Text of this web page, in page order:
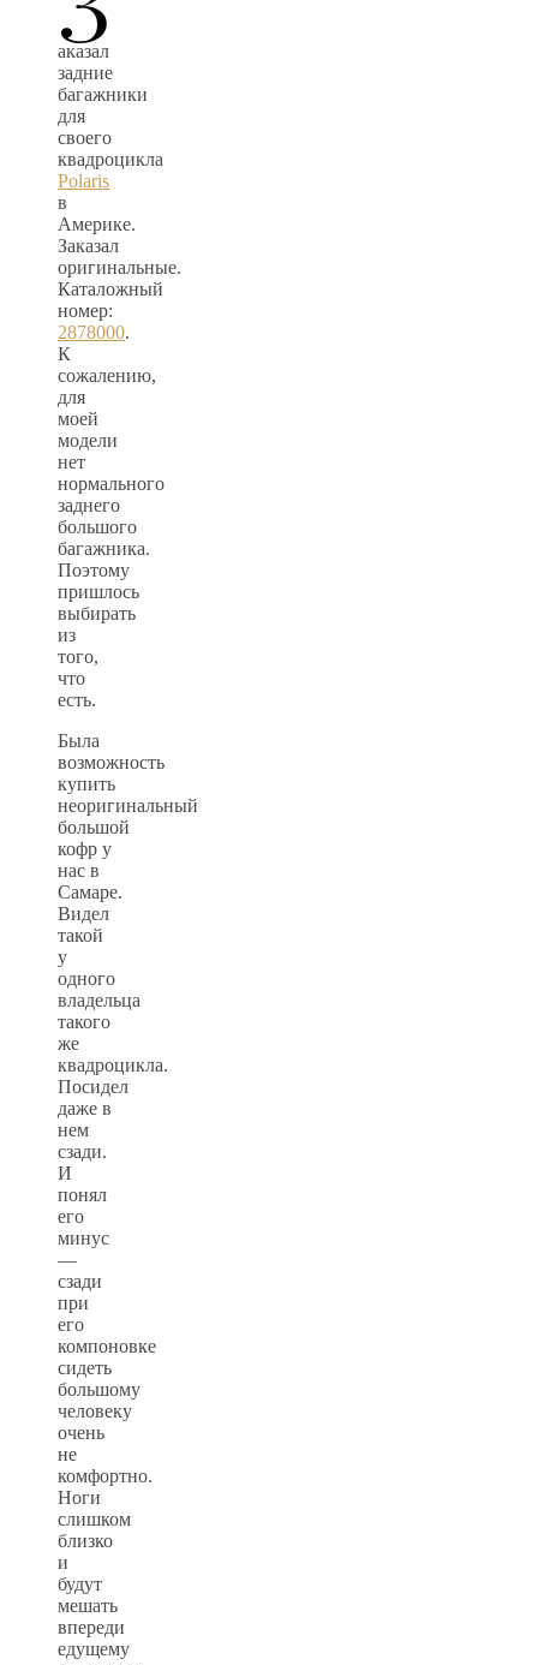
аказал
задние
багажники
для
своего
квадроцикла
Polaris
в
Америке.
Заказал
оригинальные.
Каталожный
номер:
2878000.
К
сожалению,
для
моей
модели
нет
нормального
заднего
большого
багажника.
Поэтому
пришлось
выбирать
из
того,
что
есть.
Была
возможность
купить
неоригинальный
большой
кофр у
нас в
Самаре.
Видел
такой
у
одного
владельца
такого
же
квадроцикла.
Посидел
даже в
нем
сзади.
И
понял
его
минус
—
сзади
при
его
компоновке
сидеть
большому
человеку
очень
не
комфортно.
Ноги
слишком
близко
и
будут
мешать
впереди
едущему